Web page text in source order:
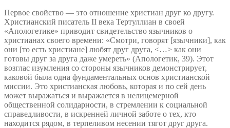
Первое свойство — это отношение христиан друг ко другу.
Христианский писатель II века Тертуллиан в своей
«Апологетике» приводит свидетельство язычников о
христианах своего времени: «Смотри, говорят [язычники], как
они [то есть христиане] любят друг друга, <…> как они
готовы друг за друга даже умереть» (Апологетик, 39). Этот
возглас изумления со стороны язычников демонстрирует,
каковой была одна фундаментальных основ христианской
миссии. Это христианская любовь, которая и по сей день
может выражаться и выражается в нелицемерной
общественной солидарности, в стремлении к социальной
справедливости, в искренней личной заботе о тех, кто
находится рядом, в терпеливом несении тягот друг друга.